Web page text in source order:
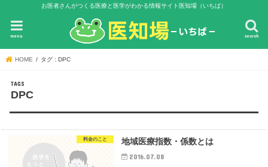
お医者さんがつくる医療と医学がわかる情報サイト医知場（いちば）
search
menu
HOME タグ : DPC
DPC
料金のこと 地域医療指数・係数とは
2016.07.08